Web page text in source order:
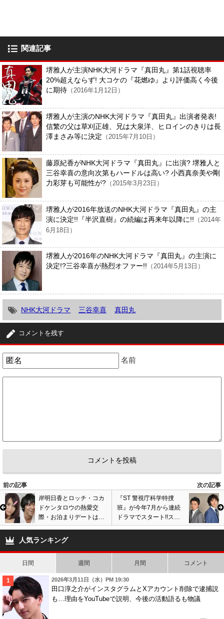
関連記事
堺雅人が主演NHK大河ドラマ『真田丸』第1話視聴率
20%超えならず! 大コケの『花燃ゆ』より評価高く今後
に期待 （2016年1月12日）
堺雅人が主演のNHK大河ドラマ『真田丸』出演者発表!
信繁の父は草刈正雄、兄は大泉洋、ヒロインのきりは長
澤まさみ等に決定 （2015年7月10日）
藤原紀香がNHK大河ドラマ『真田丸』に出演? 堺雅人と
三谷幸喜の意向次第もハードルは高い? 小西真奈美や剛
力彩芽も可能性が? （2015年3月23日）
堺雅人が2016年放送のNHK大河ドラマ『真田丸』の主
演に決定!!『半沢直樹』の続編は再来年以降に!! （2014年
6月18日）
堺雅人が2016年のNHK大河ドラマ『真田丸』の主演に
決定!?三谷幸喜が熱烈オファー!! （2014年5月13日）
NHK大河ドラマ 三谷幸喜 真田丸
コメントを残す
名前
前の記事
次の記事
岸明日香とロッチ・コカ
ドケンタロウの熱愛交
際・お泊まりデートは売
名!?『サンデージャポ
ン』で写真集の宣伝し疑
惑が浮上!!
『ST 警視庁科学特捜
班』が今年7月から連続
ドラマでスタート!!スペ
シャルドラマに引き続
人気ランキング
日間 週間 月間 コメント
2026年3月11日（水）PM 19:30
田口淳之介がインスタグラムとXアカウント削除で逮捕説
も…理由をYouTubeで説明、今後の活動語るも物議